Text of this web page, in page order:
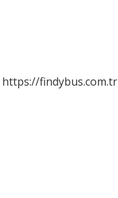
https://findybus.com.tr